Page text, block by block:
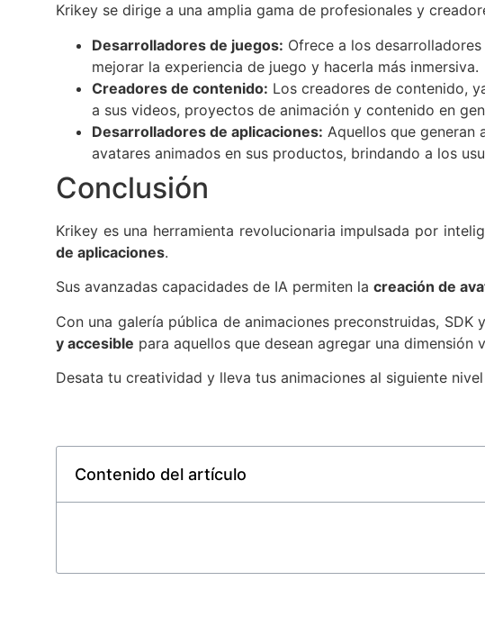
Krikey se dirige a una amplia gama de profesionales y
Desarrolladores de juegos: Ofrece a los
mejorar la experiencia de juego y hacerla más inmersiva.
Creadores de contenido: Los creadores de contenido,
a sus videos, proyectos de animación y contenido en
Desarrolladores de aplicaciones: Aquellos que generan
avatares animados en sus productos, brindando a los
Conclusión
Krikey es una herramienta revolucionaria impulsada por
de aplicaciones.
Sus avanzadas capacidades de IA permiten la creación de
Con una galería pública de animaciones preconstruidas,
y accesible para aquellos que desean agregar una dimensión
Desata tu creatividad y lleva tus animaciones al siguiente
Contenido del artículo